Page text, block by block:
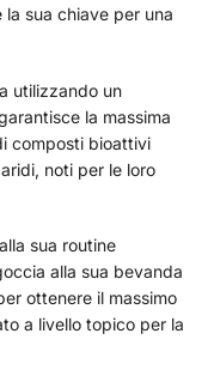
sua chiave per una
utilizzando un
la massima
composti bioattivi
noti per le loro
sua routine
alla sua bevanda
ottenere il massimo
a livello topico per la